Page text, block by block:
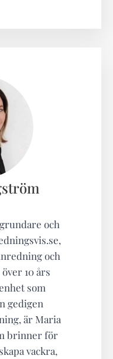
och
och
10 års
som
gedigen
är Maria
brinner för
vackra,